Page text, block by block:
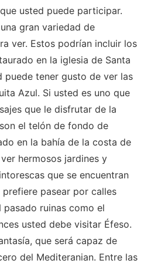
usted puede participar.
gran variedad de
ver. Estos podrían incluir los
en la iglesia de Santa
puede tener gusto de ver las
Azul. Si usted es uno que
que le disfrutar de la
el telón de fondo de
en la bahía de la costa de
hermosos jardines y
que se encuentran
pasear por calles
ruinas como el
usted debe visitar Éfeso.
que será capaz de
del Mediteranian. Entre las